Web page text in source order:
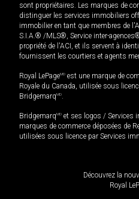
sont propriétaires. Les marques de
distinguer les services immobiliers
immobilier en tant que membres de
S.I.A.® /MLS®, Service inter-
propriété de l'ACI, et ils servent à
fournissent les courtiers et agents
Royal LePageMD est une marque de
Royale du Canada, utilisée sous
BridgemarqMD
BridgemarqMD et ses logos / Services
marques de commerce déposées de
utilisées sous licence par Services
Découvrez la
Royal